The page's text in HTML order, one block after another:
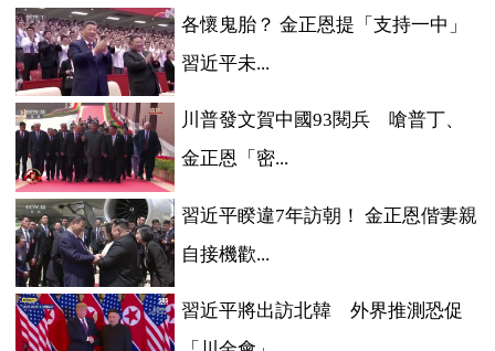
各懷鬼胎？ 金正恩提「支持一中」
習近平未...
川普發文賀中國93閱兵 嗆普丁、
金正恩「密...
習近平睽違7年訪朝！ 金正恩偕妻親
自接機歡...
習近平將出訪北韓 外界推測恐促